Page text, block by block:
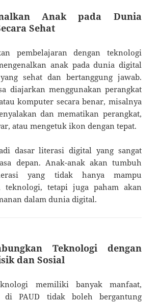
Anak pada Dunia
Sehat
pembelajaran dengan teknologi
anak pada dunia digital
sehat dan bertanggung jawab.
diajarkan menggunakan perangkat
komputer secara benar, misalnya
dan mematikan perangkat,
atau mengetuk ikon dengan tepat.
dasar literasi digital yang sangat
depan. Anak-anak akan tumbuh
yang tidak hanya mampu
teknologi, tetapi juga paham akan
dalam dunia digital.
Teknologi dengan
dan Sosial
memiliki banyak manfaat,
di PAUD tidak boleh bergantung